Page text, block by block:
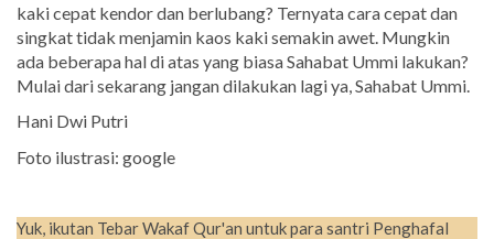
kaki cepat kendor dan berlubang? Ternyata cara cepat dan
singkat tidak menjamin kaos kaki semakin awet. Mungkin
ada beberapa hal di atas yang biasa Sahabat Ummi lakukan?
Mulai dari sekarang jangan dilakukan lagi ya, Sahabat Ummi.
Hani Dwi Putri
Foto ilustrasi: google
Yuk, ikutan Tebar Wakaf Qur'an untuk para santri Penghafal